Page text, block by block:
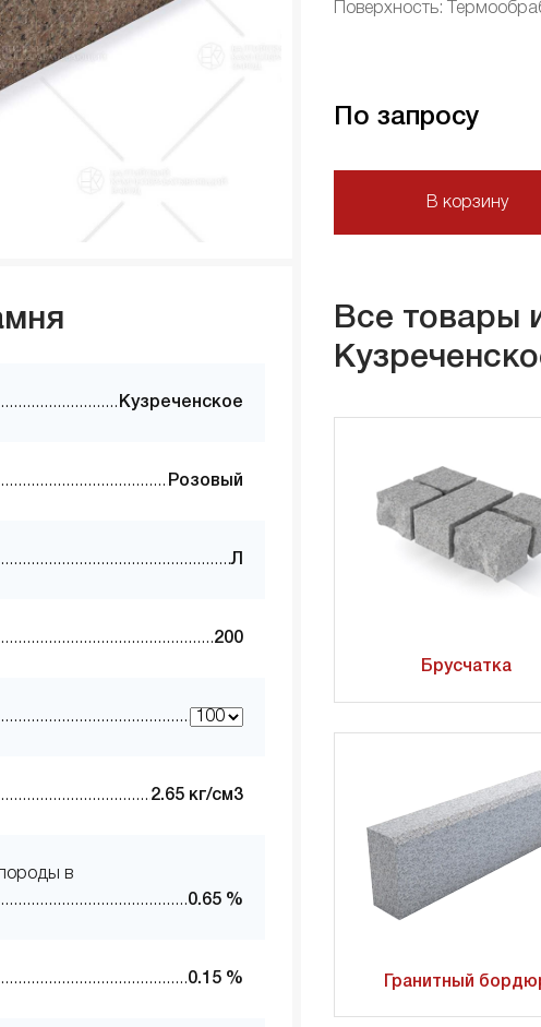
Поверхность:
По запросу
В корзину
Все товары
Брусчатка
Гранитный
Кузреченское
Розовый
Л
200
2.65 кг/см3
в
0.65 %
0.15 %